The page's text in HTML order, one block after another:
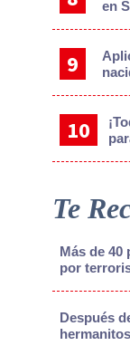
en
Te
Más de
por
Después